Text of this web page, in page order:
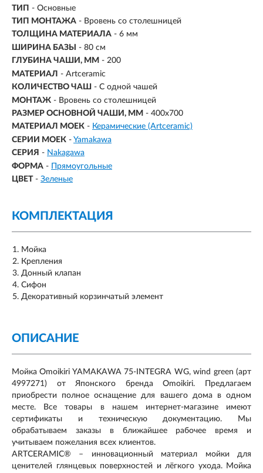
ТИП - Основные
ТИП МОНТАЖА - Вровень со столешницей
ТОЛЩИНА МАТЕРИАЛА - 6 мм
ШИРИНА БАЗЫ
- 80 см
ГЛУБИНА ЧАШИ, ММ - 200
МАТЕРИАЛ - Artceramic
КОЛИЧЕСТВО ЧАШ - С одной чашей
МОНТАЖ - Вровень со столешницей
РАЗМЕР ОСНОВНОЙ ЧАШИ, ММ - 400x700
МАТЕРИАЛ МОЕК - Керамические (Artceramic)
СЕРИИ МОЕК - Yamakawa
СЕРИЯ - Nakagawa
ФОРМА - Прямоугольные
ЦВЕТ - Зеленые
КОМПЛЕКТАЦИЯ
Мойка
Крепления
Донный клапан
Сифон
Декоративный корзинчатый элемент
ОПИСАНИЕ
Мойка Omoikiri YAMAKAWA 75-INTEGRA WG, wind green (арт
4997271) от Японского бренда Omoikiri. Предлагаем
приобрести полное оснащение для вашего дома в одном
месте. Все товары в нашем интернет-магазине имеют
сертификаты и техническую документацию. Мы
обрабатываем заказы в ближайшее рабочее время и
учитываем пожелания всех клиентов.
ARTCERAMIC® – инновационный материал мойки для
ценителей глянцевых поверхностей и лёгкого ухода. Мойка